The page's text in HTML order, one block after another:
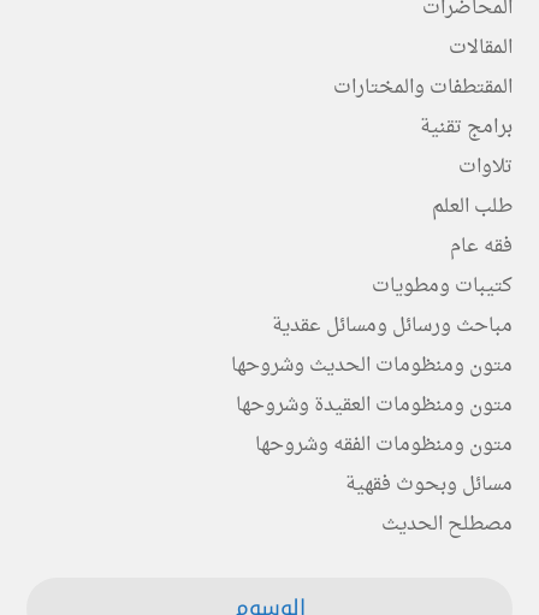
المحاضرات
المقالات
المقتطفات والمختارات
برامج تقنية
تلاوات
طلب العلم
فقه عام
كتيبات ومطويات
مباحث ورسائل ومسائل عقدية
متون ومنظومات الحديث وشروحها
متون ومنظومات العقيدة وشروحها
متون ومنظومات الفقه وشروحها
مسائل وبحوث فقهية
مصطلح الحديث